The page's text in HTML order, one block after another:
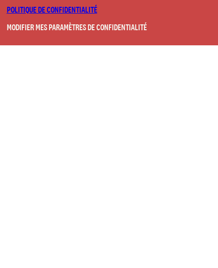
POLITIQUE DE CONFIDENTIALITÉ
MODIFIER MES PARAMÈTRES DE CONFIDENTIALITÉ